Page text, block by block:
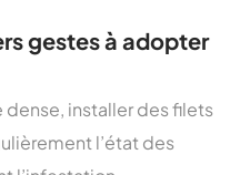
gestes à adopter
installer des filets
l’état des